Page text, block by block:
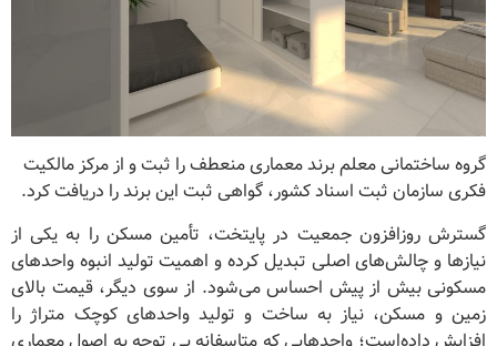
گروه ساختمانی معلم برند معماری منعطف را ثبت و از مرکز مالکیت
فکری سازمان ثبت اسناد کشور، گواهی ثبت این برند را دریافت کرد.
گسترش روزافزون جمعیت در پایتخت، تأمین مسکن را به یکی از
نیازها و چالش‌های اصلی تبدیل کرده و اهمیت تولید انبوه واحدهای
مسکونی بیش از پیش احساس می‌شود. از سوی دیگر، قیمت بالای
زمین و مسکن، نیاز به ساخت و تولید واحدهای کوچک متراژ را